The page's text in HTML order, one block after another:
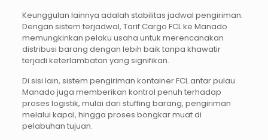
Keunggulan lainnya adalah stabilitas jadwal pengiriman.
Dengan sistem terjadwal, Tarif Cargo FCL ke Manado
memungkinkan pelaku usaha untuk merencanakan
distribusi barang dengan lebih baik tanpa khawatir
terjadi keterlambatan yang signifikan.
Di sisi lain, sistem pengiriman kontainer FCL antar pulau
Manado juga memberikan kontrol penuh terhadap
proses logistik, mulai dari stuffing barang, pengiriman
melalui kapal, hingga proses bongkar muat di
pelabuhan tujuan.